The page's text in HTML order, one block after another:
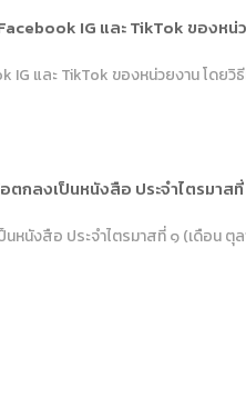
IG และ TikTok ของหน่
และ TikTok ของหน่วยงาน โดยวิธีเ
ลงเป็นหนังสือ ประจำไตรมาส
นังสือ ประจำไตรมาสที่ ๑ (เดือน ตุล